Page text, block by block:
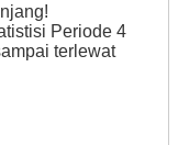
Periode 4
terlewat